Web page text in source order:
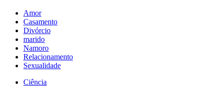
Amor
Casamento
Divórcio
marido
Namoro
Relacionamento
Sexualidade
Ciência